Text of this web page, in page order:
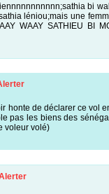
bi
léniou;mais une
WAAY SATHIEU BI
honte de déclarer ce vol
pas les biens des
voleur volé)